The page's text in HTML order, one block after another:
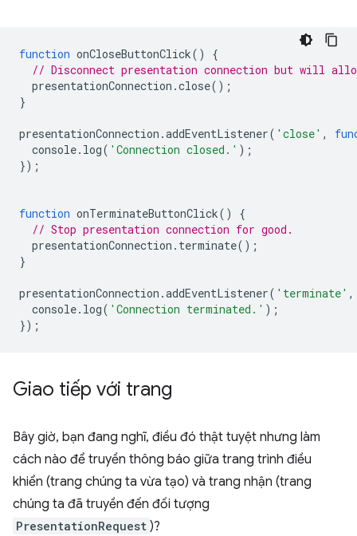
function onCloseButtonClick()
{
// Disconnect presentation connection but will
presentationConnection .close();
}
presentationConnection .addEventListener( 'close' ,
console. log( 'Connection closed.' );
});
function onTerminateButtonClick()
{
// Stop presentation connection for good.
presentationConnection . terminate();
}
presentationConnection .addEventListener( 'terminate' ,
console. log( 'Connection terminated.' );
});
Giao tiếp với trang
Bây giờ, bạn đang nghĩ, điều đó thật tuyệt nhưng làm
cách nào để truyền thông báo giữa trang trình điều
khiển (trang chúng ta vừa tạo) và trang nhận (trang
chúng ta đã truyền đến đối tượng
PresentationRequest )?